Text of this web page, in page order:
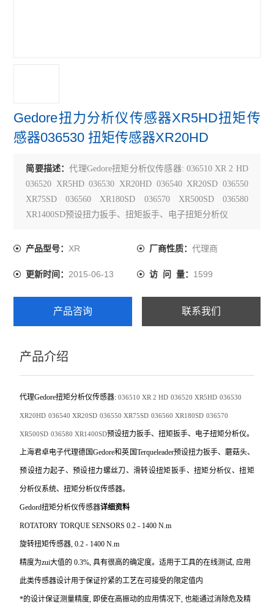
Gedore扭力分析仪传感器XR5HD扭矩传
感器036530 扭矩传感器XR20HD
简要描述：代理Gedore扭矩分析仪传感器: 036510 XR 2 HD
036520 XR5HD 036530 XR20HD 036540 XR20SD 036550
XR75SD 036560 XR180SD 036570 XR500SD 036580
XR1400SD预设扭力扳手、扭矩扳手、电子扭矩分析仪
产品型号：XR 厂商性质： 代理商
更新时间：2015-06-13 访 问 量： 1599
产品咨询 联系我们
产品介绍
代理Gedore扭矩分析仪传感器: 036510XR 2 HD 036520XR5HD 036530
XR20HD 036540XR20SD 036550XR75SD 036560XR180SD 036570
XR500SD 036580XR1400SD预设扭力扳手、扭矩扳手、电子扭矩分析仪。
上海君卓电子代理德国Gedore和英国Terqueleader预设扭力扳手、蘑菇头、
预设扭力起子、预设扭力螺丝刀、滑转设扭矩扳手、扭矩分析仪、扭矩
分析仪系统、扭矩分析仪传感器。
Gedord扭矩分析仪传感器详细资料
ROTATORY TORQUE SENSORS 0.2 - 1400 N.m
旋转扭矩传感器, 0.2 - 1400 N.m
精度为zui大值的 0.3%, 具有很高的确定度。适用于工具的在线测试, 应用
此类传感器设计用于保证拧紧的工艺在可接受的限定值内
*的设计保证测量精度, 即使在高振动的应用情况下, 也能通过消除危及精